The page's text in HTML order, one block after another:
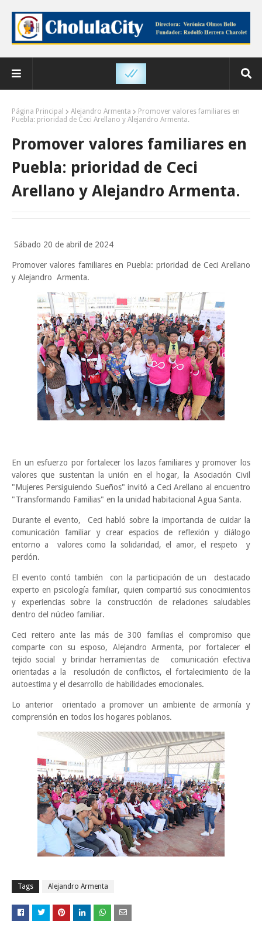
Página Principal Alejandro Armenta
Promover valores familiares en
Puebla: prioridad de Ceci Arellano y Alejandro Armenta.
Promover valores familiares en
Puebla: prioridad de Ceci
Arellano y Alejandro Armenta.
Sábado 20 de abril de 2024
Promover valores familiares en Puebla: prioridad de Ceci Arellano
y Alejandro Armenta.
En un esfuerzo por fortalecer los lazos familiares y promover los
valores que sustentan la unión en el hogar, la Asociación Civil
"Mujeres Persiguiendo Sueños" invitó a Ceci Arellano al encuentro
"Transformando Familias" en la unidad habitacional Agua Santa.
Durante el evento, Ceci habló sobre la importancia de cuidar la
comunicación familiar y crear espacios de reflexión y diálogo
entorno a valores como la solidaridad, el amor, el respeto y
perdón.
El evento contó también con la participación de un destacado
experto en psicología familiar, quien compartió sus conocimientos
y experiencias sobre la construcción de relaciones saludables
dentro del núcleo familiar.
Ceci reitero ante las más de 300 familias el compromiso que
comparte con su esposo, Alejandro Armenta, por fortalecer el
tejido social y brindar herramientas de comunicación efectiva
orientadas a la resolución de conflictos, el fortalecimiento de la
autoestima y el desarrollo de habilidades emocionales.
Lo anterior orientado a promover un ambiente de armonía y
comprensión en todos los hogares poblanos.
Tags Alejandro Armenta